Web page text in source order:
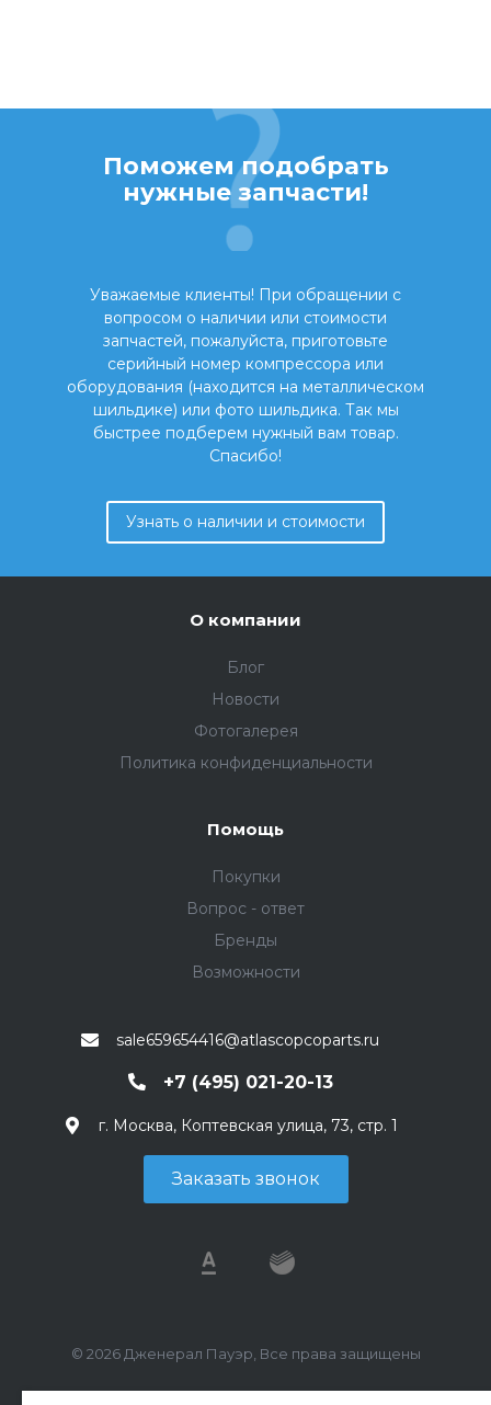
Поможем подобрать
нужные запчасти!
Уважаемые клиенты! При обращении с
вопросом о наличии или стоимости
запчастей, пожалуйста, приготовьте
серийный номер компрессора или
оборудования (находится на металлическом
шильдике) или фото шильдика. Так мы
быстрее подберем нужный вам товар.
Спасибо!
Узнать о наличии и стоимости
О компании
Блог
Новости
Фотогалерея
Политика конфиденциальности
Помощь
Покупки
Вопрос - ответ
Бренды
Возможности
sale659654416@atlascopcoparts.ru
+7 (495) 021-20-13
г. Москва, Коптевская улица, 73, стр. 1
Заказать звонок
© 2026 Дженерал Пауэр, Все права защищены